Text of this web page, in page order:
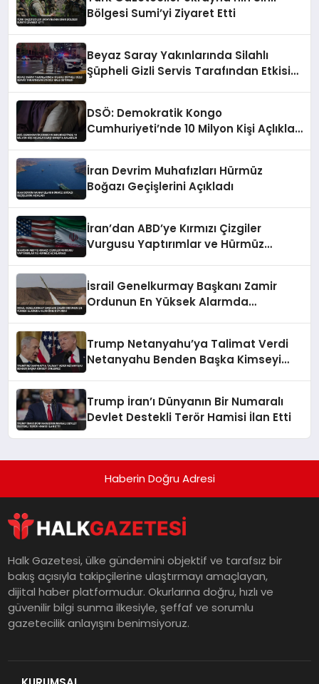
Bölgesi Sumi’yi Ziyaret Etti
Beyaz Saray Yakınlarında Silahlı
Şüpheli Gizli Servis Tarafından Etkisiz
DSÖ: Demokratik Kongo
Cumhuriyeti’nde 10 Milyon Kişi Açlıkla
İran Devrim Muhafızları Hürmüz
Boğazı Geçişlerini Açıkladı
İran’dan ABD’ye Kırmızı Çizgiler
Vurgusu Yaptırımlar ve Hürmüz
İsrail Genelkurmay Başkanı Zamir
Ordunun En Yüksek Alarmda
Trump Netanyahu’ya Talimat Verdi
Netanyahu Benden Başka Kimseyi
Trump İran’ı Dünyanın Bir Numaralı
Devlet Destekli Terör Hamisi İlan Etti
Haberin Doğru Adresi
Halk Gazetesi, ülke gündemini objektif ve tarafsız bir
bakış açısıyla takipçilerine ulaştırmayı amaçlayan,
dijital haber platformudur. Okurlarına doğru, hızlı ve
güvenilir bilgi sunma ilkesiyle, şeffaf ve sorumlu
gazetecilik anlayışını benimsiyoruz.